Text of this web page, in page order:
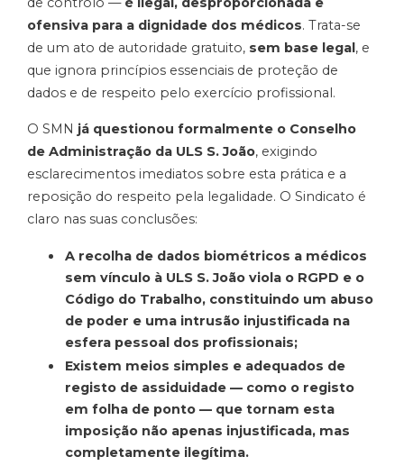
ofensiva para a dignidade dos médicos. Trata-se
de um ato de autoridade gratuito, sem base legal, e
que ignora princípios essenciais de proteção de
dados e de respeito pelo exercício profissional.
O SMN já questionou formalmente o Conselho
de Administração da ULS S. João, exigindo
esclarecimentos imediatos sobre esta prática e a
reposição do respeito pela legalidade. O Sindicato é
claro nas suas conclusões:
A recolha de dados biométricos a médicos
sem vínculo à ULS S. João viola o RGPD e o
Código do Trabalho, constituindo um abuso
de poder e uma intrusão injustificada na
esfera pessoal dos profissionais;
Existem meios simples e adequados de
registo de assiduidade — como o registo
em folha de ponto — que tornam esta
imposição não apenas injustificada, mas
completamente ilegítima.